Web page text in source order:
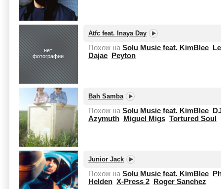
нет
фотографии
Atfc feat. Inaya Day
Похож на Solu Music feat. KimBlee
Dajae
Peyton
Bah Samba
Похож на Solu Music feat. KimBlee
Azymuth
Miguel Migs Tortured Soul
Junior Jack
Похож на Solu Music feat. KimBlee
Helden X-Press 2
Roger Sanchez